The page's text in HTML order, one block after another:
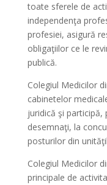
toate sferele de
independenţa
profesiei, asigură
obligaţiilor ce le
publică.
Colegiul Medicilor
cabinetelor
juridică şi participă,
desemnaţi, la
posturilor din
Colegiul Medicilor
principale de